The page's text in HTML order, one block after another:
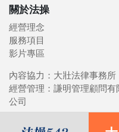
關於法操
經營理念
服務項目
影片專區
內容協力：大壯法律事務所
經營管理：謙明管理顧問有
公司